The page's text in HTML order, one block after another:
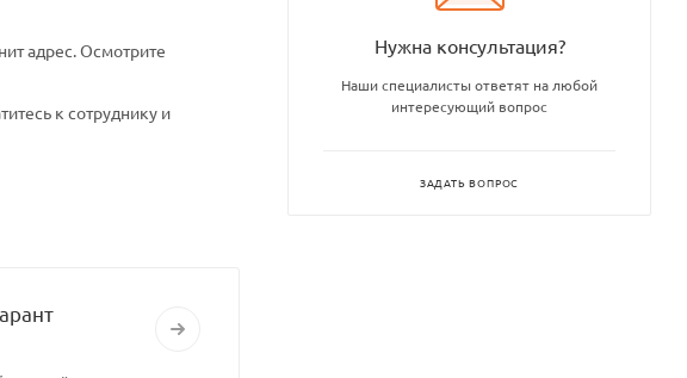
адрес. Осмотрите
к сотруднику и
Нужна консультация?
Наши специалисты ответят на любой
интересующий вопрос
ЗАДАТЬ ВОПРОС